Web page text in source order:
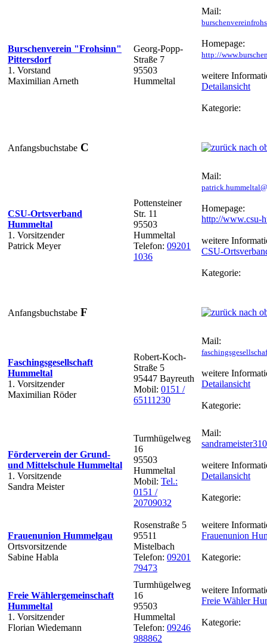
Burschenverein "Frohsinn"
Pittersdorf
1. Vorstand
Maximilian Arneth
Georg-Popp-
Straße 7
95503
Hummeltal
Mail:
Homepage:
http://
weitere
Detailansicht
Kategorie:
Anfangsbuchstabe C
CSU-Ortsverband
Hummeltal
1. Vorsitzender
Patrick Meyer
Pottensteiner
Str. 11
95503
Hummeltal
Telefon: 09201
1036
Mail:
Homepage:
http://www.csu-
weitere
CSU-
Kategorie:
Anfangsbuchstabe F
Faschingsgesellschaft
Hummeltal
1. Vorsitzender
Maximilian Röder
Robert-Koch-
Straße 5
95447 Bayreuth
Mobil: 0151 /
65111230
Mail:
weitere
Detailansicht
Kategorie:
Förderverein der Grund-
und Mittelschule Hummeltal
1. Vorsitzende
Sandra Meister
Turmhügelweg
16
95503
Hummeltal
Mobil: Tel.:
0151 /
20709032
Mail:
weitere
Detailansicht
Kategorie:
Frauenunion Hummelgau
Ortsvorsitzende
Sabine Habla
Rosenstraße 5
95511
Mistelbach
Telefon: 09201
79473
weitere
Frauenunion
Kategorie:
Freie Wählergemeinschaft
Hummeltal
1. Vorsitzender
Florian Wiedemann
Turmhügelweg
16
95503
Hummeltal
Telefon: 09246
988862
weitere
Freie Wähler
Kategorie: